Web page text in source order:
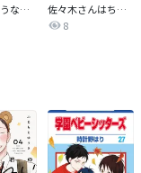
シちゃいそうなわたしたち
佐々木さんはちょっとだけすごい。
8